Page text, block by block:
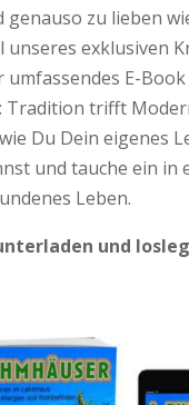
genauso zu lieben
unseres exklusiven
umfassendes E-
Tradition trifft
Du Dein eigenes
und tauche ein in
Leben.
und